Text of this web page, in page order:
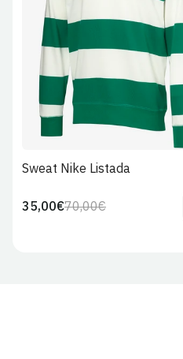
S XL
Sweat Nike Listada
Preço
70,00€Preço
35,00€